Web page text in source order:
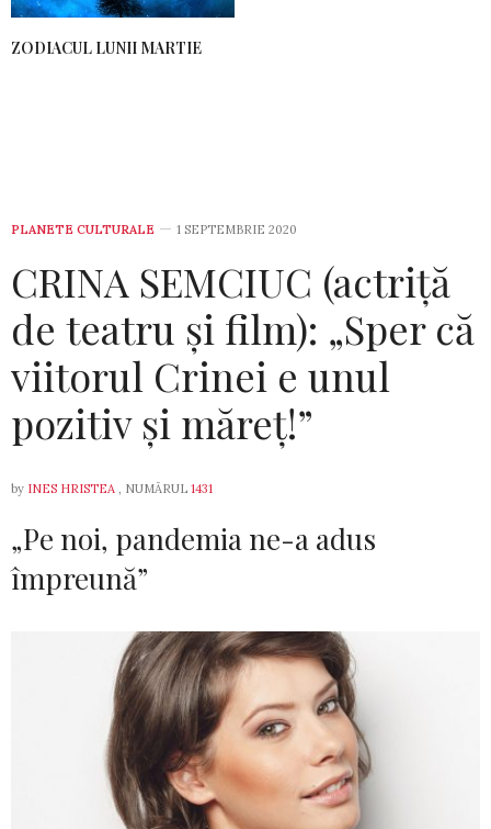
ZODIACUL LUNII MARTIE
PLANETE CULTURALE 1 SEPTEMBRIE 2020
CRINA SEMCIUC (actriță
de teatru și film): „Sper că
viitorul Crinei e unul
pozitiv și măreț!”
by INES HRISTEA , NUMĂRUL 1431
„Pe noi, pandemia ne-a adus
împreună”